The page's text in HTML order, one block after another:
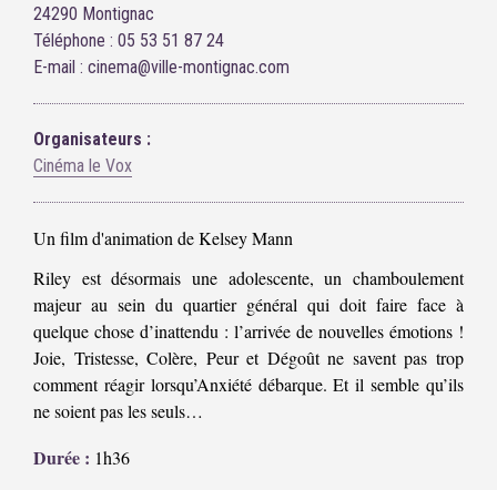
24290 Montignac
Téléphone : 05 53 51 87 24
E-mail : cinema@ville-montignac.com
Organisateurs :
Cinéma le Vox
Un film d'animation de Kelsey Mann
Riley est désormais une adolescente, un chamboulement
majeur au sein du quartier général qui doit faire face à
quelque chose d’inattendu : l’arrivée de nouvelles émotions !
Joie, Tristesse, Colère, Peur et Dégoût ne savent pas trop
comment réagir lorsqu’Anxiété débarque. Et il semble qu’ils
ne soient pas les seuls…
Durée : 1h36